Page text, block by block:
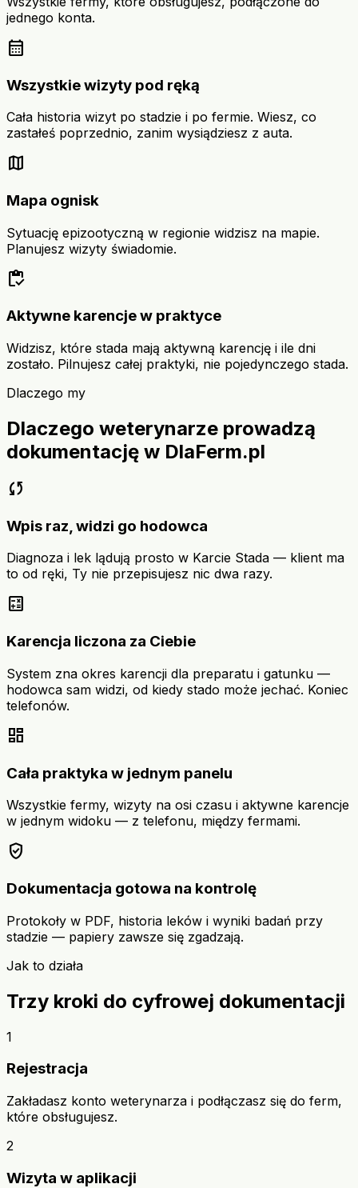
jednego konta.
calendar_month
Wszystkie wizyty pod ręką
Cała historia wizyt po stadzie i po fermie. Wiesz, co
zastałeś poprzednio, zanim wysiądziesz z auta.
map
Mapa ognisk
Sytuację epizootyczną w regionie widzisz na mapie.
Planujesz wizyty świadomie.
inventory
Aktywne karencje w praktyce
Widzisz, które stada mają aktywną karencję i ile dni
zostało. Pilnujesz całej praktyki, nie pojedynczego stada.
Dlaczego my
Dlaczego weterynarze prowadzą
dokumentację w DlaFerm.pl
sync
Wpis raz, widzi go hodowca
Diagnoza i lek lądują prosto w Karcie Stada — klient ma
to od ręki, Ty nie przepisujesz nic dwa razy.
calculate
Karencja liczona za Ciebie
System zna okres karencji dla preparatu i gatunku —
hodowca sam widzi, od kiedy stado może jechać. Koniec
telefonów.
dashboard
Cała praktyka w jednym panelu
Wszystkie fermy, wizyty na osi czasu i aktywne karencje
w jednym widoku — z telefonu, między fermami.
verified_user
Dokumentacja gotowa na kontrolę
Protokoły w PDF, historia leków i wyniki badań przy
stadzie — papiery zawsze się zgadzają.
Jak to działa
Trzy kroki do cyfrowej dokumentacji
1
Rejestracja
Zakładasz konto weterynarza i podłączasz się do ferm,
które obsługujesz.
2
Wizyta w aplikacji